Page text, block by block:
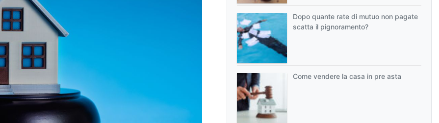
Dopo quante rate di mutuo non pagate
scatta il pignoramento?
Come vendere la casa in pre asta